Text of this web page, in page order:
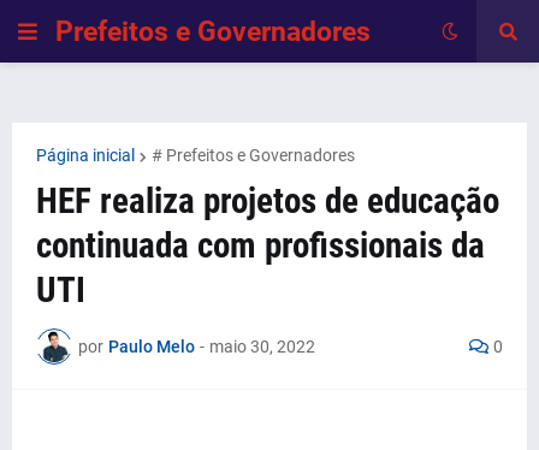
Prefeitos e Governadores
Página inicial # Prefeitos e Governadores
HEF realiza projetos de educação
continuada com profissionais da
UTI
por Paulo Melo - maio 30, 2022 0